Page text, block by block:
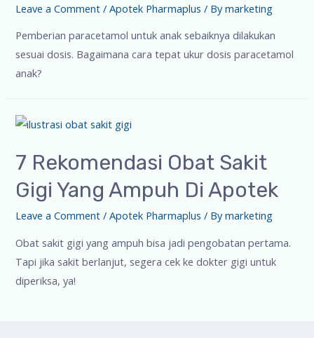
Leave a Comment /Apotek Pharmaplus / Bymarketing
Pemberian paracetamol untuk anak sebaiknya dilakukan
sesuai dosis. Bagaimana cara tepat ukur dosis paracetamol
anak?
7 Rekomendasi Obat Sakit
Gigi Yang Ampuh Di Apotek
Leave a Comment /Apotek Pharmaplus / Bymarketing
Obat sakit gigi yang ampuh bisa jadi pengobatan pertama.
Tapi jika sakit berlanjut, segera cek ke dokter gigi untuk
diperiksa, ya!